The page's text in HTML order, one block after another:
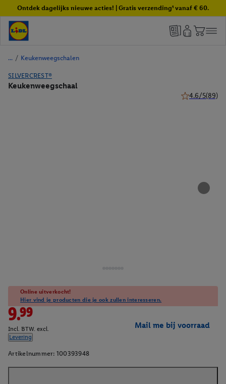
Ontdek dagelijks nieuwe acties! | Gratis verzending¹ vanaf € 60.
/ Keukenweegschalen
SILVERCREST®
Keukenweegschaal
4.6/5(89)
Online uitverkocht!
Hier vind je producten die je ook zullen interesseren.
9.99
Incl. BTW. excl.
Levering
Mail me bij voorraad
Artikelnummer: 100393948